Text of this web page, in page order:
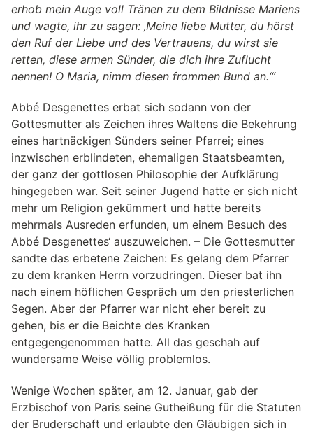
erhob mein Auge voll Tränen zu dem Bildnisse Mariens
und wagte, ihr zu sagen: ‚Meine liebe Mutter, du hörst
den Ruf der Liebe und des Vertrauens, du wirst sie
retten, diese armen Sünder, die dich ihre Zuflucht
nennen! O Maria, nimm diesen frommen Bund an.‘“
Abbé Desgenettes erbat sich sodann von der
Gottesmutter als Zeichen ihres Waltens die Bekehrung
eines hartnäckigen Sünders seiner Pfarrei; eines
inzwischen erblindeten, ehemaligen Staatsbeamten,
der ganz der gottlosen Philosophie der Aufklärung
hingegeben war. Seit seiner Jugend hatte er sich nicht
mehr um Religion gekümmert und hatte bereits
mehrmals Ausreden erfunden, um einem Besuch des
Abbé Desgenettes‘ auszuweichen. – Die Gottesmutter
sandte das erbetene Zeichen: Es gelang dem Pfarrer
zu dem kranken Herrn vorzudringen. Dieser bat ihn
nach einem höflichen Gespräch um den priesterlichen
Segen. Aber der Pfarrer war nicht eher bereit zu
gehen, bis er die Beichte des Kranken
entgegengenommen hatte. All das geschah auf
wundersame Weise völlig problemlos.
Wenige Wochen später, am 12. Januar, gab der
Erzbischof von Paris seine Gutheißung für die Statuten
der Bruderschaft und erlaubte den Gläubigen sich in